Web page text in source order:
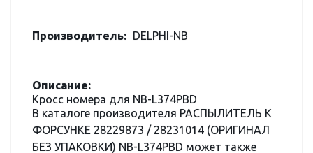
Производитель: DELPHI-NB
Описание:
Кросс номера для NB-L374PBD
В каталоге производителя РАСПЫЛИТЕЛЬ К
ФОРСУНКЕ 28229873 / 28231014 (ОРИГИНАЛ
БЕЗ УПАКОВКИ) NB-L374PBD может также